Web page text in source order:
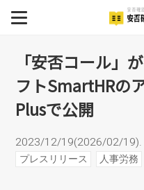
BCP
安否確認システム
安否確認システム導入事例
イベント
人事労務ソ
アプリスト
で公開
「安否コール」
フトSmartHRの
Plusで公開
2023/12/19(2026/02/19).
プレスリリース
人事労務